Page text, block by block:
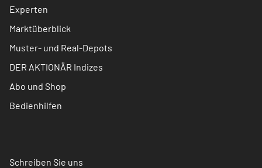
Experten
Marktüberblick
Muster- und Real-Depots
DER AKTIONÄR Indizes
Abo und Shop
Bedienhilfen
Schreiben Sie uns